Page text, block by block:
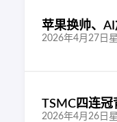
苹果换帅、
2026年4月27日
TSMC四连冠
2026年4月26日